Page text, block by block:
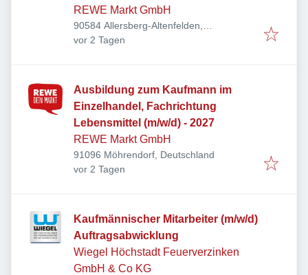
REWE Markt GmbH
90584 Allersberg-Altenfelden,
Deutschland
Veröffentlicht
vor 2 Tagen
Ausbildung zum Kaufmann im
Einzelhandel, Fachrichtung
Lebensmittel (m/w/d) - 2027
REWE Markt GmbH
91096 Möhrendorf, Deutschland
Veröffentlicht
vor 2 Tagen
Kaufmännischer Mitarbeiter (m/w/d)
Auftragsabwicklung
Wiegel Höchstadt Feuerverzinken
GmbH & Co KG